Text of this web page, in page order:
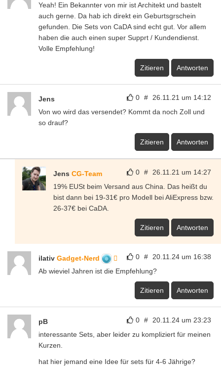
Yeah! Ein Bekannter von mir ist Architekt und bastelt
auch gerne. Da hab ich direkt ein Geburtsgrschein
gefunden. Die Sets von CaDA sind echt gut. Vor allem
haben die auch einen super Supprt / Kundendienst.
Volle Empfehlung!
Zitieren Antworten
0 # 26.11.21 um 14:12
Jens
Von wo wird das versendet? Kommt da noch Zoll und
so drauf?
Zitieren Antworten
0 # 26.11.21 um 14:27
Jens CG-Team
19% EUSt beim Versand aus China. Das heißt du
bist dann bei 19-31€ pro Modell bei AliExpress bzw.
26-37€ bei CaDA.
Zitieren Antworten
0 # 20.11.24 um 16:38
ilativ Gadget-Nerd
Ab wieviel Jahren ist die Empfehlung?
Zitieren Antworten
0 # 20.11.24 um 23:23
pB
interessante Sets, aber leider zu kompliziert für meinen
Kurzen.
hat hier jemand eine Idee für sets für 4-6 Jährige?